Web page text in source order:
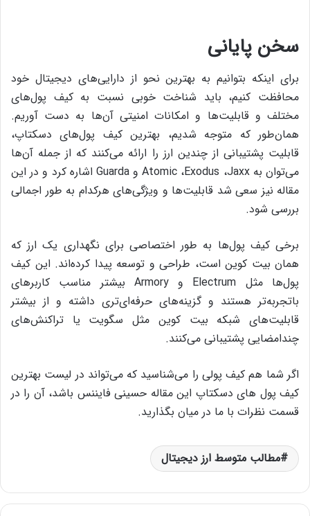
سخن پایانی
برای اینکه بتوانیم به بهترین نحو از دارایی‌های دیجیتال خود
محافظت کنیم، باید شناخت خوبی نسبت به کیف پول‌های
مختلف و قابلیت‌ها و امکانات امنیتی آن‌ها به دست آوریم.
همان‌طور که متوجه شدیم، بهترین کیف پول‌های دسکتاپ،
قابلیت پشتیبانی از چندین ارز را ارائه می‌کنند که از جمله آن‌ها
می‌توان به Atomic ،Exodus ،Jaxx و Guarda اشاره کرد و در این
مقاله نیز سعی شد قابلیت‌ها و ویژگی‌های هرکدام به طور اجمالی
بررسی شود.
برخی کیف پول‌ها به طور اختصاصی برای نگهداری یک ارز که
همان بیت کوین است، طراحی و توسعه پیدا کرده‌اند. این کیف
پول‌ها مثل Electrum و Armory‌ بیشتر مناسب کاربرهای
باتجربه‌تر هستند و گزینه‌های حرفه‌ای‌تری داشته و از بیشتر
قابلیت‌های شبکه‌ بیت کوین مثل سگویت یا تراکنش‌های
چندامضایی پشتیبانی می‌کنند.
اگر شما هم کیف پولی را می‌شناسید که می‌تواند در لیست بهترین
کیف پول های دسکتاپ این مقاله‌ حسینی فایننس باشد، آن را در
قسمت نظرات با ما در میان بگذارید.
مطالب متوسط ارز دیجیتال